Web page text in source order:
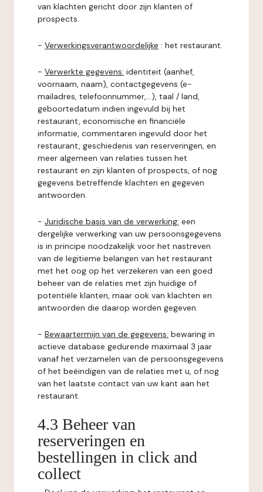
van klachten gericht door zijn klanten of
prospects.
- Verwerkingsverantwoordelijke : het restaurant.
- Verwerkte gegevens: identiteit (aanhef,
voornaam, naam), contactgegevens (e-
mailadres, telefoonnummer,...), taal / land,
geboortedatum indien ingevuld bij het
restaurant, economische en financiële
informatie, commentaren ingevuld door het
restaurant, geschiedenis van reserveringen, en
meer algemeen van relaties tussen het
restaurant en zijn klanten of prospects, of nog
gegevens betreffende klachten en gegeven
antwoorden.
- Juridische basis van de verwerking: een
dergelijke verwerking van uw persoonsgegevens
is in principe noodzakelijk voor het nastreven
van de legitieme belangen van het restaurant
met het oog op het verzekeren van een goed
beheer van de relaties met zijn huidige of
potentiële klanten, maar ook van klachten en
antwoorden die daarop worden gegeven.
- Bewaartermijn van de gegevens: bewaring in
actieve database gedurende maximaal 3 jaar
vanaf het verzamelen van de persoonsgegevens
of het beëindigen van de relaties met u, of nog
van het laatste contact van uw kant aan het
restaurant.
4.3 Beheer van
reserveringen en
bestellingen in click and
collect